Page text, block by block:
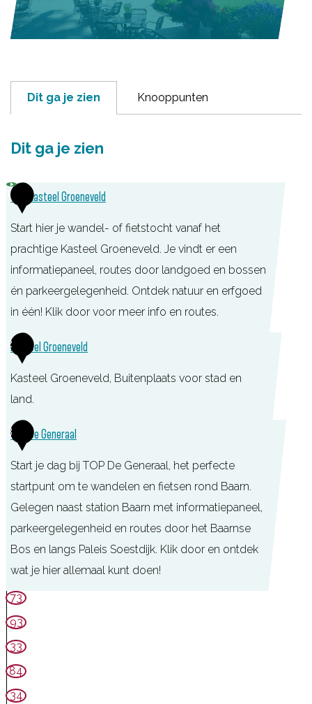
Dit ga je zien Knooppunten
Dit ga je zien
1TOP Kasteel Groeneveld
Start hier je wandel- of fietstocht vanaf het
prachtige Kasteel Groeneveld. Je vindt er een
informatiepaneel, routes door landgoed en bossen
én parkeergelegenheid. Ontdek natuur en erfgoed
in één! Klik door voor meer info en routes.
T
O
P
K
a
s
t
e
e
l
G
r
o
n
e
v
e
2Kasteel Groeneveld
Kasteel Groeneveld, Buitenplaats voor stad en
land.
K
a
s
t
e
e
l
G
r
o
n
e
v
3TOP De Generaal
Start je dag bij TOP De Generaal, het perfecte
startpunt om te wandelen en fietsen rond Baarn.
Gelegen naast station Baarn met informatiepaneel,
parkeergelegenheid en routes door het Baarnse
Bos en langs Paleis Soestdijk. Klik door en ontdek
wat je hier allemaal kunt doen!
T
O
P
e
G
73
93
33
84
34